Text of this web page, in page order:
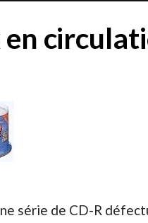
série de CD-R